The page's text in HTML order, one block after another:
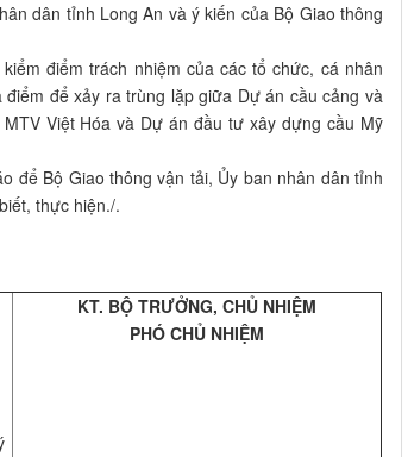
dân tỉnh Long An và ý kiến của Bộ Giao thông
điểm trách nhiệm của các tổ chức, cá nhân
để xảy ra trùng lặp giữa Dự án cầu cảng và
Việt Hóa và Dự án đầu tư xây dựng cầu Mỹ
để Bộ Giao thông vận tải, Ủy ban nhân dân tỉnh
thực hiện./.
KT. BỘ TRƯỞNG, CHỦ NHIỆM
PHÓ CHỦ NHIỆM